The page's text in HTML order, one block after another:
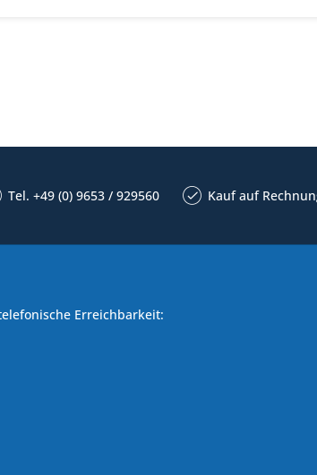
Tel. +49 (0) 9653 / 929560 Kauf auf
Erreichbarkeit: